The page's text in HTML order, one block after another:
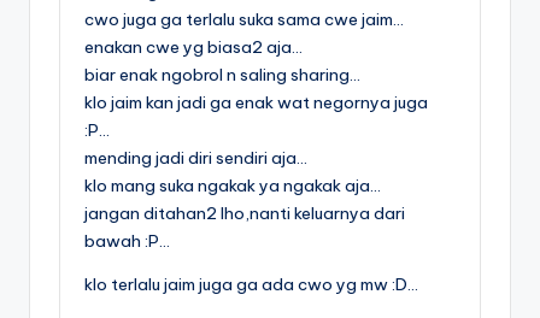
cwo juga ga terlalu suka sama cwe jaim…
enakan cwe yg biasa2 aja…
biar enak ngobrol n saling sharing…
klo jaim kan jadi ga enak wat negornya juga
:P…
mending jadi diri sendiri aja…
klo mang suka ngakak ya ngakak aja…
jangan ditahan2 lho,nanti keluarnya dari
bawah :P…
klo terlalu jaim juga ga ada cwo yg mw :D…